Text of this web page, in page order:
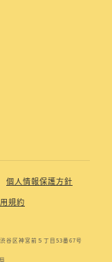
個人情報保護方針
規約
谷区神宮前５丁目53番67号